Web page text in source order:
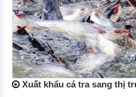
Xuất khẩu cá tra sang thị